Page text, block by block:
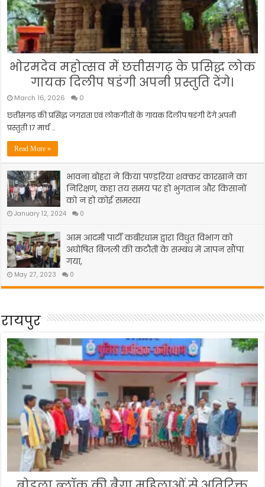
भोरमदेव महोत्सव में छत्तीसगढ़ के प्रसिद्ध लोक
गायक दिलीप षडंगी अपनी प्रस्तुति देंगे।
March 16, 2026 0
छत्तीसगढ़ की प्रसिद्ध जगराता एवं लोकगीतों के गायक दिलीप षडंगी देंगे अपनी
प्रस्तुती 17 मार्च …
Read More »
भावना बोहरा ने किया पण्डरिया शक्कर कारखाने का
निरिक्षण, कहा तय समय पर हो भुगतान और किसानों
को न हो कोई समस्या
January 12, 2024 0
आम आदमी पार्टी कबीरधाम द्वारा विधुत विभाग को
अघोषित बिजली की कटौती के सम्बंध में ज्ञापन सौंपा
गया,
May 27, 2023 0
रायपुर